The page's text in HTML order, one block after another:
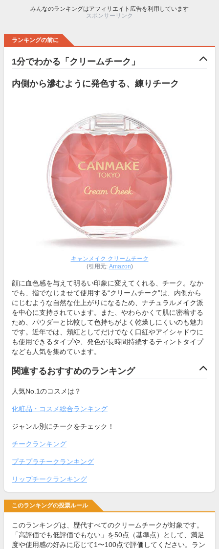
みんなのランキングはアフィリエイト広告を利用しています
スポンサーリンク
ランキングの前に
1分でわかる「クリームチーク」
内側から滲むように発色する、練りチーク
キャンメイク クリームチーク
(引用元: Amazon)
顔に血色感を与えて明るい印象に変えてくれる、チーク。なか
でも、指でなじませて使用する“クリームチーク”は、内側から
にじむような自然な仕上がりになるため、ナチュラルメイク派
を中心に支持されています。また、やわらかくて肌に密着する
ため、パウダーと比較して色持ちがよく乾燥しにくいのも魅力
です。近年では、頬紅としてだけでなく口紅やアイシャドウに
も使用できるタイプや、発色が長時間持続するティントタイプ
なども人気を集めています。
関連するおすすめのランキング
人気No.1のコスメは？
化粧品・コスメ総合ランキング
ジャンル別にチークをチェック！
チークランキング
プチプラチークランキング
リップチークランキング
このランキングの投票ルール
このランキングは、歴代すべてのクリームチークが対象です。
「高評価でも低評価でもない」を50点（基準点）として、満足
度や使用感の好みに応じて1〜100点で評価してください。ラン